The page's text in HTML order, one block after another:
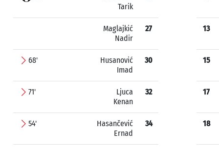
Tarik
Maglajkić
Nadir
27
68'
Husanović
Imad
30
71'
Ljuca
Kenan
32
54'
Hasančević
Ernad
34
13
15
17
18